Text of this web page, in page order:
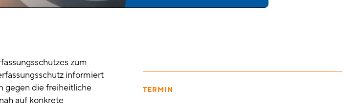
zum
informiert
gegen die freiheitliche
auf konkrete
TERMIN